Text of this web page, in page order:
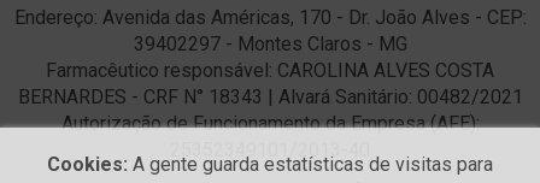
Endereço: Avenida das Américas, 170 - Dr. João Alves - CEP:
39402297 - Montes Claros - MG
Farmacêutico responsável: CAROLINA ALVES COSTA
BERNARDES - CRF N° 18343 | Alvará Sanitário: 00482/2021
Autorização de Funcionamento da Empresa (AFE):
Cookies: A gente guarda estatísticas de visitas para